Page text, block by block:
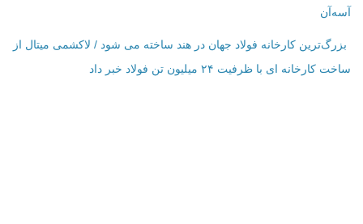
آسه‌آن
بزرگ‌ترین کارخانه فولاد جهان در هند ساخته می شود / لاکشمی میتال از
ساخت کارخانه ای با ظرفیت ۲۴ میلیون تن فولاد خبر داد